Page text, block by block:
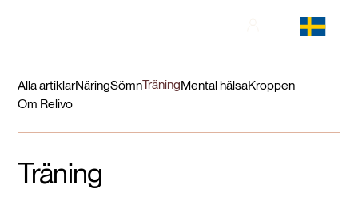
Alla artiklarNäringSömnTräningMental hälsaKroppen
Om Relivo
Träning